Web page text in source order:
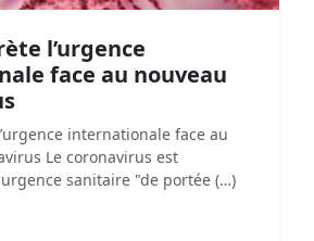
l’urgence
face au nouveau
internationale face au
Le coronavirus est
sanitaire "de portée (…)